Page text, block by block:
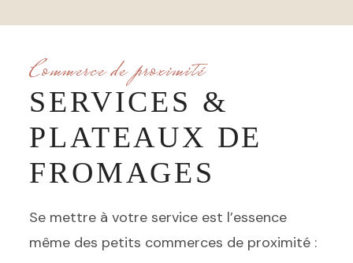
Commerce de proximité
SERVICES &
PLATEAUX DE
FROMAGES
Se mettre à votre service est l’essence
même des petits commerces de proximité :